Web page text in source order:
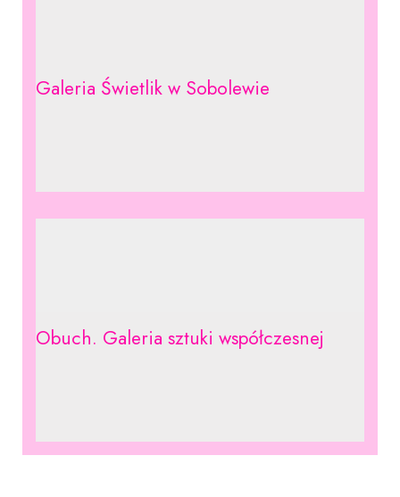
Galeria Świetlik w Sobolewie
Obuch. Galeria sztuki współczesnej